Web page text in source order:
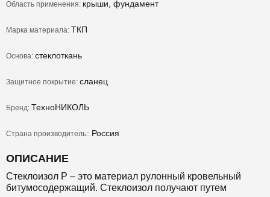
Область применения: крыши, фундамент
Марка материала: ТКП
Основа: стеклоткань
Защитное покрытие: сланец
Бренд: ТехноНИКОЛЬ
Страна производитель:: Россия
ОПИСАНИЕ
Стеклоизол Р – это материал рулонный кровельный
битумосодержащий. Стеклоизол получают путем